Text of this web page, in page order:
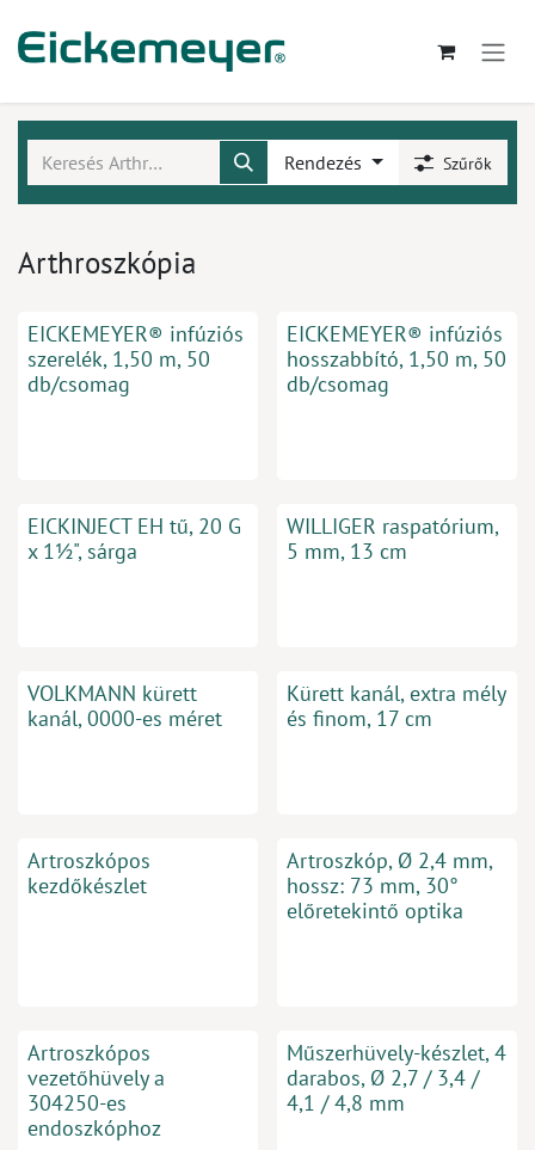
Rendezés Szűrők
Arthroszkópia
EICKEMEYER® infúziós
szerelék, 1,50 m, 50
db/csomag
EICKEMEYER® infúziós
hosszabbító, 1,50 m, 50
db/csomag
EICKINJECT EH tű, 20 G
x 1½", sárga
WILLIGER raspatórium,
5 mm, 13 cm
VOLKMANN kürett
kanál, 0000-es méret
Kürett kanál, extra mély
és finom, 17 cm
Artroszkópos
kezdőkészlet
Artroszkóp, Ø 2,4 mm,
hossz: 73 mm, 30°
előretekintő optika
Artroszkópos
vezetőhüvely a
304250-es
endoszkóphoz
Műszerhüvely-készlet, 4
darabos, Ø 2,7 / 3,4 /
4,1 / 4,8 mm